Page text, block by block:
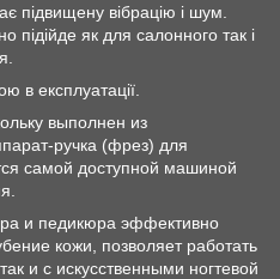
підвищену вібрацію і шум.
як для салонного так і
в експлуатації.
выполнен из
ручка (фрез) для
самой доступной машиной
и педикюра эффективно
кожи, позволяет работать
и с искусственными ногтевой